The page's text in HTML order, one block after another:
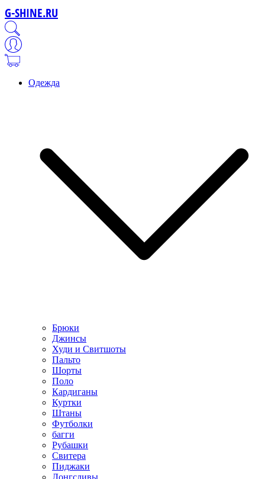
G-SHINE.RU
Одежда
Брюки
Джинсы
Худи и Свитшоты
Пальто
Шорты
Поло
Кардиганы
Куртки
Штаны
Футболки
багги
Рубашки
Свитера
Пиджаки
Лонгсливы